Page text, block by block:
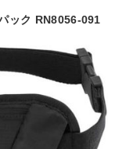
ック RN8056-091